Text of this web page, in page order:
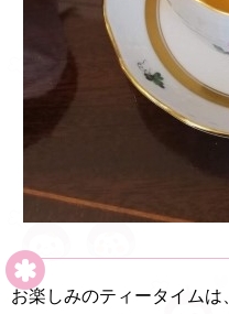
お楽しみのティータイムは